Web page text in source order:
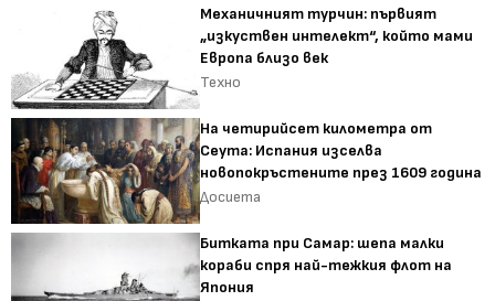
Механичният турчин: първият
„изкуствен интелект“, който мами
Европа близо век
Техно
На четирийсет километра от
Сеута: Испания изселва
новопокръстените през 1609 година
Досиета
Битката при Самар: шепа малки
кораби спря най-тежкия флот на
Япония